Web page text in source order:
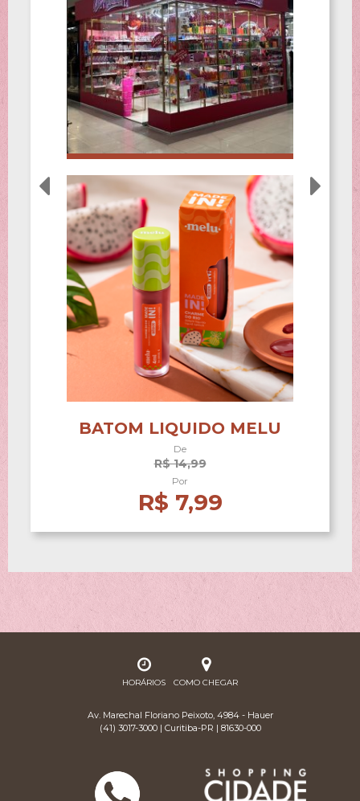
BATOM LIQUIDO MELU
De
R$ 14,99
Por
R$ 7,99
HORÁRIOS COMO CHEGAR
Av. Marechal Floriano Peixoto, 4984 - Hauer
(41) 3017-3000 | Curitiba-PR | 81630-000